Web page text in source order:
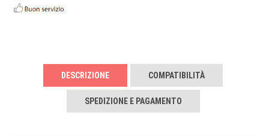
DESCRIZIONE COMPATIBILITÀ
SPEDIZIONE E PAGAMENTO